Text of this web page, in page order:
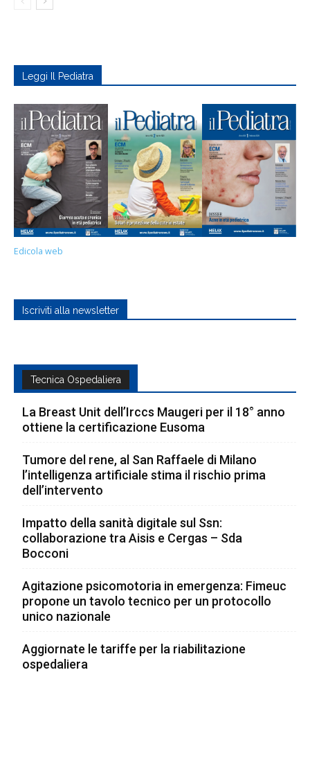
Leggi Il Pediatra
Edicola web
Iscriviti alla newsletter
Tecnica Ospedaliera
La Breast Unit dell’Irccs Maugeri per il 18° anno
ottiene la certificazione Eusoma
Tumore del rene, al San Raffaele di Milano
l’intelligenza artificiale stima il rischio prima
dell’intervento
Impatto della sanità digitale sul Ssn:
collaborazione tra Aisis e Cergas – Sda
Bocconi
Agitazione psicomotoria in emergenza: Fimeuc
propone un tavolo tecnico per un protocollo
unico nazionale
Aggiornate le tariffe per la riabilitazione
ospedaliera